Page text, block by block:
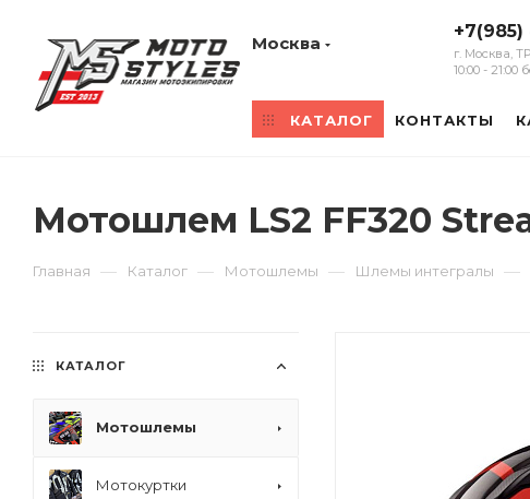
Москва
г. Москва,
10:00 -
КАТАЛОГ КОНТАКТЫ
Мотошлем LS2 FF320
Главная — Каталог — Мотошлемы — Шлемы интегралы —
КАТАЛОГ
Мотошлемы
Мотокуртки